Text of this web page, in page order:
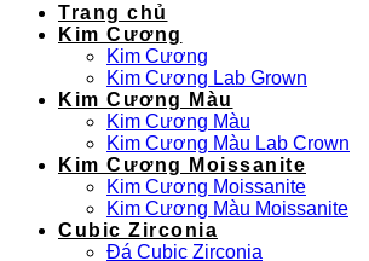
Trang chủ
Kim Cương
Kim Cương
Kim Cương Lab Grown
Kim Cương Màu
Kim Cương Màu
Kim Cương Màu Lab Crown
Kim Cương Moissanite
Kim Cương Moissanite
Kim Cương Màu Moissanite
Cubic Zirconia
Đá Cubic Zirconia